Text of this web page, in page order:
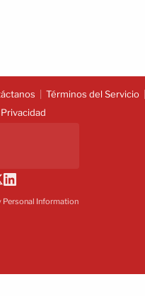
Términos del Servicio
Personal Information